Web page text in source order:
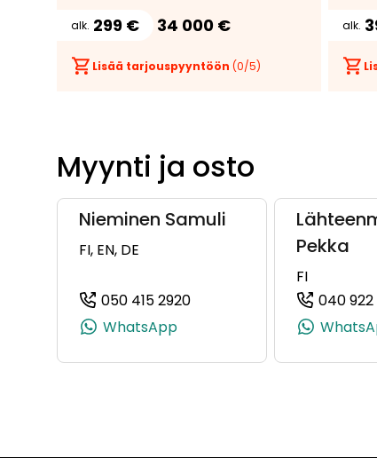
alk. 299 € 34 000 €
Lisää tarjouspyyntöön (0/5)
alk.
Myynti ja osto
Nieminen Samuli
FI, EN, DE
050 415 2920
(+358504152920,
WhatsApp
Pekka
FI
040 922